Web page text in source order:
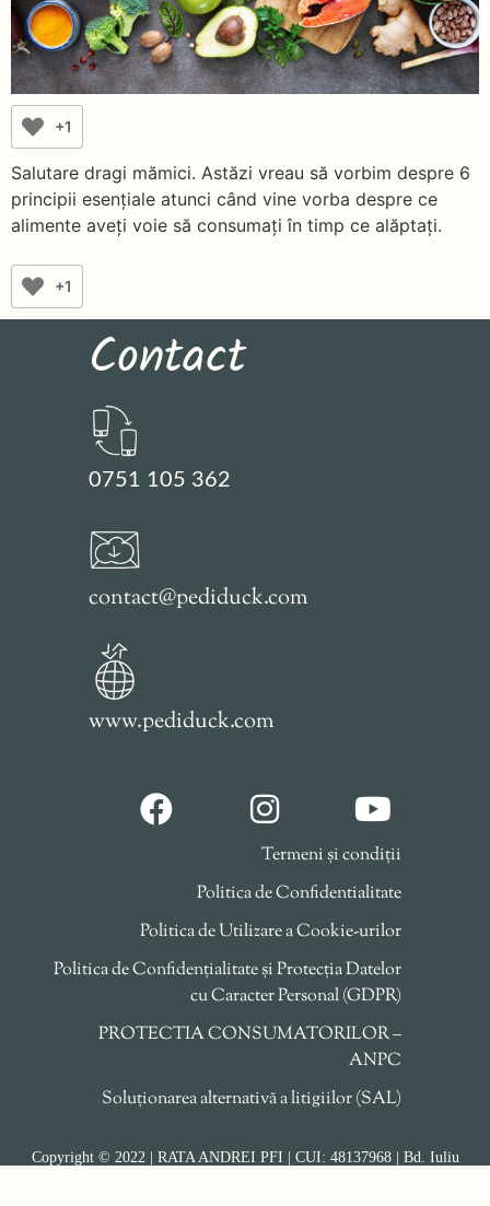
+1
Salutare dragi mămici. Astăzi vreau să vorbim despre 6
principii esențiale atunci când vine vorba despre ce
alimente aveți voie să consumați în timp ce alăptați.
+1
Contact
0751 105 362
contact@pediduck.com
www.pediduck.com
Termeni și condiții
Politica de Confidentialitate
Politica de Utilizare a Cookie-urilor
Politica de Confidențialitate și Protecția Datelor
cu Caracter Personal (GDPR)
PROTECTIA CONSUMATORILOR –
ANPC
Soluționarea alternativă a litigiilor (SAL)
Copyright © 2022 | RATA ANDREI PFI | CUI: 48137968 | Bd. Iuliu